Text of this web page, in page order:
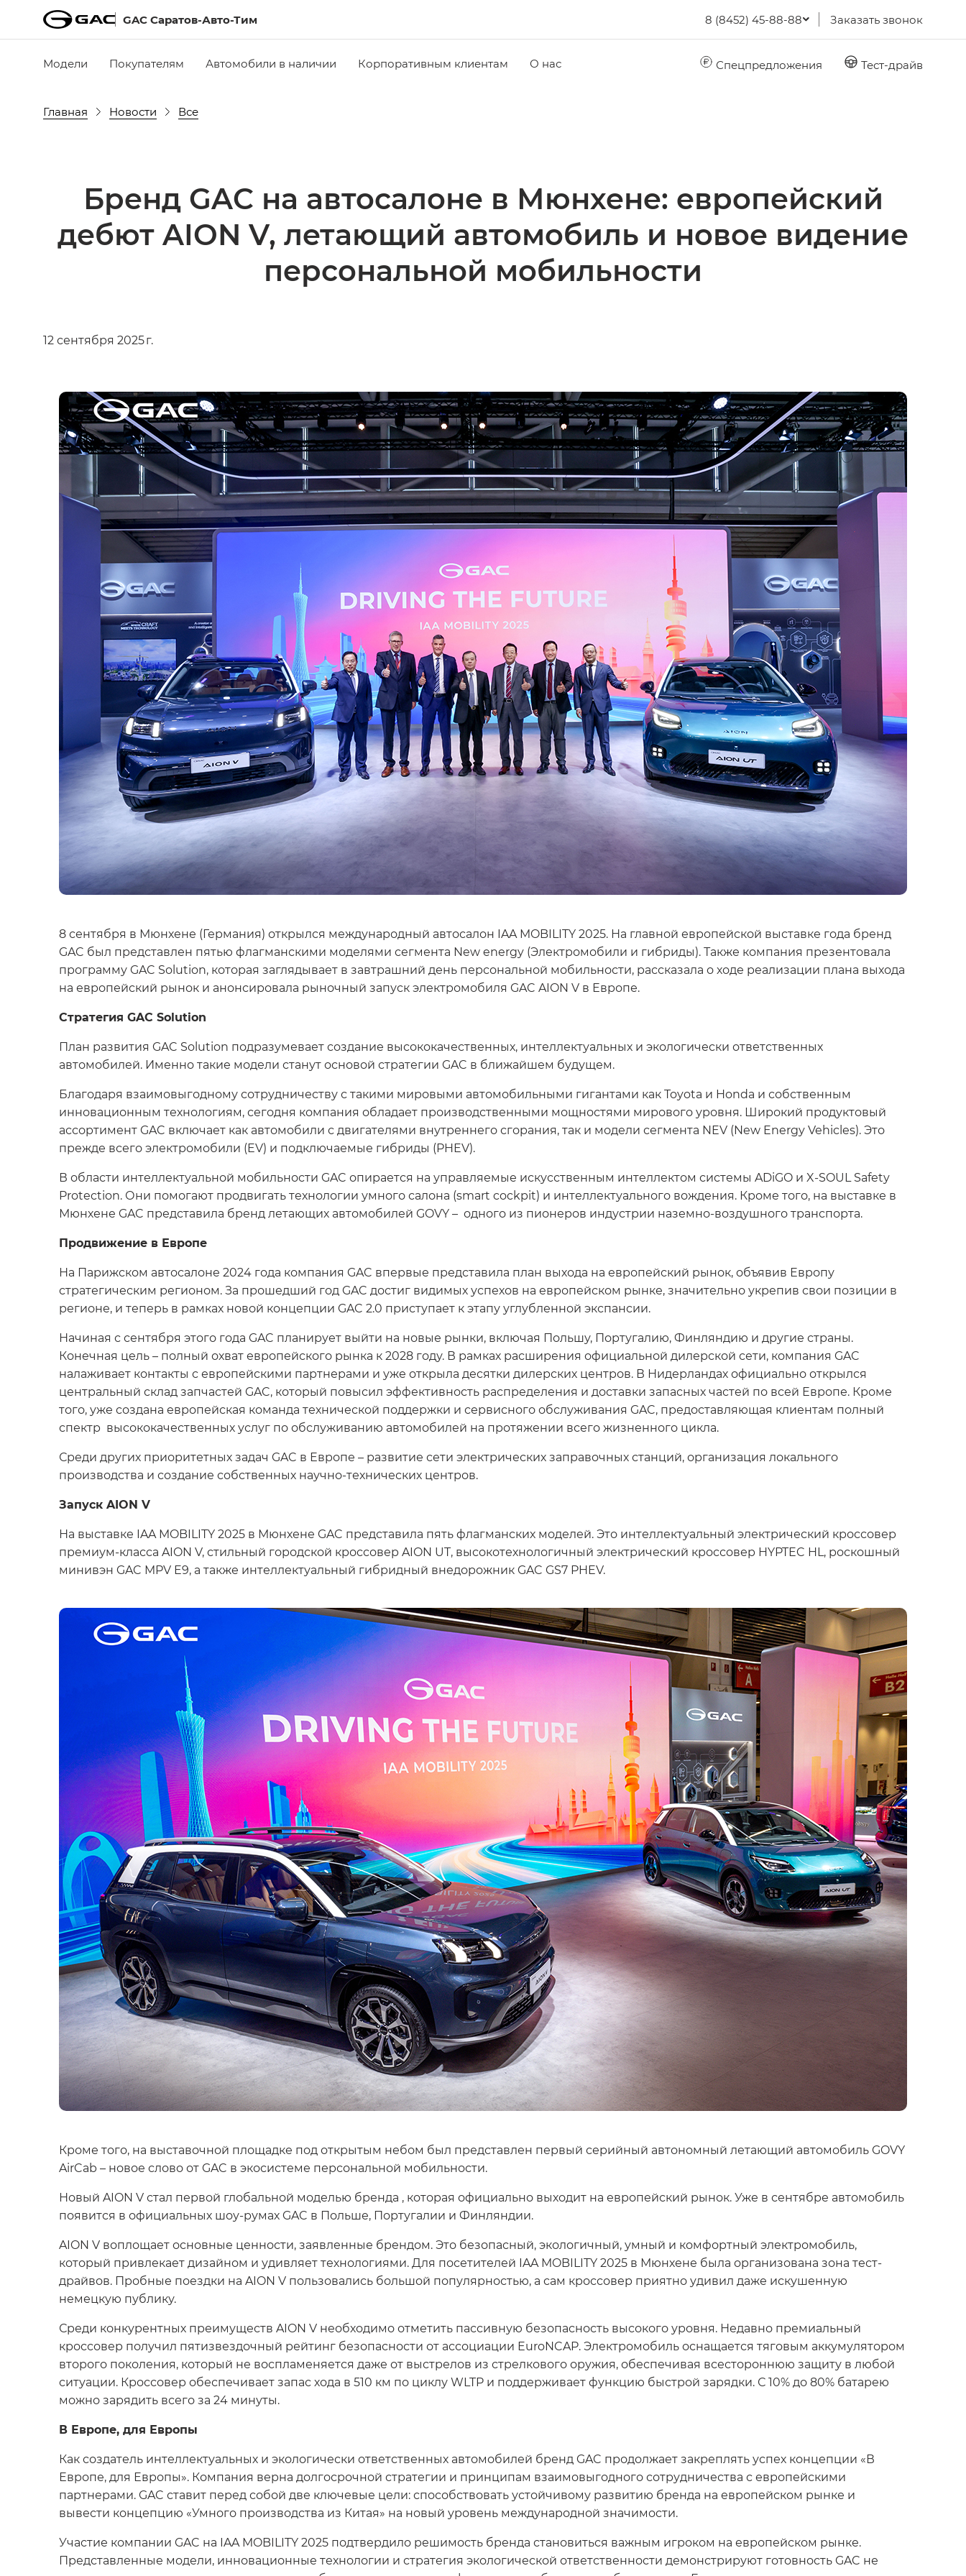
GAC Саратов-Авто-Тим 8 (8452) 45-88-88 Заказать звонок
Модели Покупателям Автомобили в наличии Корпоративным клиентам О нас Спецпредложения Тест-драйв
Главная Новости Все
Бренд GAC на автосалоне в Мюнхене: европейский
дебют AION V, летающий автомобиль и новое видение
персональной мобильности
12 сентября 2025 г.
8 сентября в Мюнхене (Германия) открылся международный автосалон IAA MOBILITY 2025. На главной европейской выставке года бренд
GAC был представлен пятью флагманскими моделями сегмента New energy (Электромобили и гибриды). Также компания презентовала
программу GAC Solution, которая заглядывает в завтрашний день персональной мобильности, рассказала о ходе реализации плана выхода
на европейский рынок и анонсировала рыночный запуск электромобиля GAC AION V в Европе.
Стратегия GAC Solution
План развития GAC Solution подразумевает создание высококачественных, интеллектуальных и экологически ответственных
автомобилей. Именно такие модели станут основой стратегии GAC в ближайшем будущем.
Благодаря взаимовыгодному сотрудничеству с такими мировыми автомобильными гигантами как Toyota и Honda и собственным
инновационным технологиям, сегодня компания обладает производственными мощностями мирового уровня. Широкий продуктовый
ассортимент GAC включает как автомобили с двигателями внутреннего сгорания, так и модели сегмента NEV (New Energy Vehicles). Это
прежде всего электромобили (EV) и подключаемые гибриды (PHEV).
В области интеллектуальной мобильности GAC опирается на управляемые искусственным интеллектом системы ADiGO и X-SOUL Safety
Protection. Они помогают продвигать технологии умного салона (smart cockpit) и интеллектуального вождения. Кроме того, на выставке в
Мюнхене GAC представила бренд летающих автомобилей GOVY – одного из пионеров индустрии наземно-воздушного транспорта.
Продвижение в Европе
На Парижском автосалоне 2024 года компания GAC впервые представила план выхода на европейский рынок, объявив Европу
стратегическим регионом. За прошедший год GAC достиг видимых успехов на европейском рынке, значительно укрепив свои позиции в
регионе, и теперь в рамках новой концепции GAC 2.0 приступает к этапу углубленной экспансии.
Начиная с сентября этого года GAC планирует выйти на новые рынки, включая Польшу, Португалию, Финляндию и другие страны.
Конечная цель – полный охват европейского рынка к 2028 году. В рамках расширения официальной дилерской сети, компания GAC
налаживает контакты с европейскими партнерами и уже открыла десятки дилерских центров. В Нидерландах официально открылся
центральный склад запчастей GAC, который повысил эффективность распределения и доставки запасных частей по всей Европе. Кроме
того, уже создана европейская команда технической поддержки и сервисного обслуживания GAC, предоставляющая клиентам полный
спектр высококачественных услуг по обслуживанию автомобилей на протяжении всего жизненного цикла.
Среди других приоритетных задач GAC в Европе – развитие сети электрических заправочных станций, организация локального
производства и создание собственных научно-технических центров.
Запуск AION V
На выставке IAA MOBILITY 2025 в Мюнхене GAC представила пять флагманских моделей. Это интеллектуальный электрический кроссовер
премиум-класса AION V, стильный городской кроссовер AION UT, высокотехнологичный электрический кроссовер HYPTEC HL, роскошный
минивэн GAC MPV E9, а также интеллектуальный гибридный внедорожник GAC GS7 PHEV.
Кроме того, на выставочной площадке под открытым небом был представлен первый серийный автономный летающий автомобиль GOVY
AirCab – новое слово от GAC в экосистеме персональной мобильности.
Новый AION V стал первой глобальной моделью бренда , которая официально выходит на европейский рынок. Уже в сентябре автомобиль
появится в официальных шоу-румах GAC в Польше, Португалии и Финляндии.
AION V воплощает основные ценности, заявленные брендом. Это безопасный, экологичный, умный и комфортный электромобиль,
который привлекает дизайном и удивляет технологиями. Для посетителей IAA MOBILITY 2025 в Мюнхене была организована зона тест-
драйвов. Пробные поездки на AION V пользовались большой популярностью, а сам кроссовер приятно удивил даже искушенную
немецкую публику.
Среди конкурентных преимуществ AION V необходимо отметить пассивную безопасность высокого уровня. Недавно премиальный
кроссовер получил пятизвездочный рейтинг безопасности от ассоциации EuroNCAP. Электромобиль оснащается тяговым аккумулятором
второго поколения, который не воспламеняется даже от выстрелов из стрелкового оружия, обеспечивая всестороннюю защиту в любой
ситуации. Кроссовер обеспечивает запас хода в 510 км по циклу WLTP и поддерживает функцию быстрой зарядки. С 10% до 80% батарею
можно зарядить всего за 24 минуты.
В Европе, для Европы
Как создатель интеллектуальных и экологически ответственных автомобилей бренд GAC продолжает закреплять успех концепции «В
Европе, для Европы». Компания верна долгосрочной стратегии и принципам взаимовыгодного сотрудничества с европейскими
партнерами. GAC ставит перед собой две ключевые цели: способствовать устойчивому развитию бренда на европейском рынке и
вывести концепцию «Умного производства из Китая» на новый уровень международной значимости.
Участие компании GAC на IAA MOBILITY 2025 подтвердило решимость бренда становиться важным игроком на европейском рынке.
Представленные модели, инновационные технологии и стратегия экологической ответственности демонстрируют готовность GAC не